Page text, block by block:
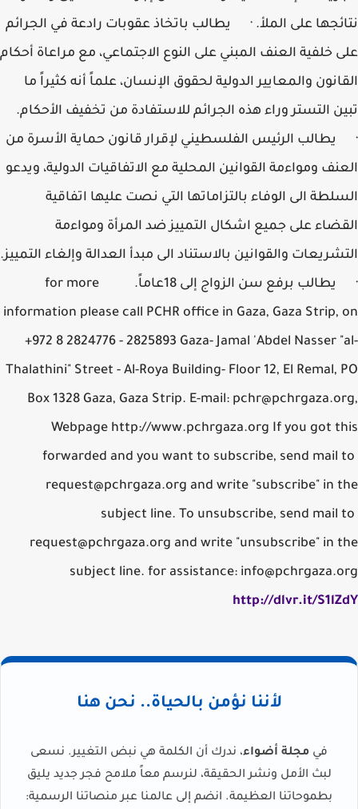
نتائجها على الملأ. · يطالب باتخاذ عقوبات رادعة في الجرائم
على خلفية العنف المبني على النوع الاجتماعي، مع مراعاة أحكام
القانون والمعايير الدولية لحقوق الإنسان، علماً أنه كثيراً ما
تبين التستر وراء هذه الجرائم للاستفادة من تخفيف الأحكام.
· يطالب الرئيس الفلسطيني لإقرار قانون حماية الأسرة من
العنف ومواءمة القوانين المحلية مع الاتفاقيات الدولية، ويدعو
السلطة الى الوفاء بالتزاماتها التي نصت عليها اتفاقية
القضاء على جميع اشكال التمييز ضد المرأة ومواءمة
التشريعات والقوانين بالاستناد الى مبدأ العدالة وإلغاء التمييز.
· يطالب برفع سن الزواج إلى 18عاماً. for more
information please call PCHR office in Gaza, Gaza Strip, on
+972 8 2824776 - 2825893 Gaza- Jamal 'Abdel Nasser "al-
Thalathini" Street - Al-Roya Building- Floor 12, El Remal, PO
Box 1328 Gaza, Gaza Strip. E-mail: pchr@pchrgaza.org,
Webpage http://www.pchrgaza.org If you got this
forwarded and you want to subscribe, send mail to
request@pchrgaza.org and write "subscribe" in the
subject line. To unsubscribe, send mail to
request@pchrgaza.org and write "unsubscribe" in the
subject line. for assistance: info@pchrgaza.org
http://dlvr.it/S1lZdY
لأننا نؤمن بالحياة.. نحن هنا
في مجلة أضواء، ندرك أن الكلمة هي نبض التغيير. نسعى
لبث الأمل ونشر الحقيقة، لنرسم معاً ملامح فجر جديد يليق
بطموحاتنا العظيمة. انضم إلى عالمنا عبر منصاتنا الرسمية: